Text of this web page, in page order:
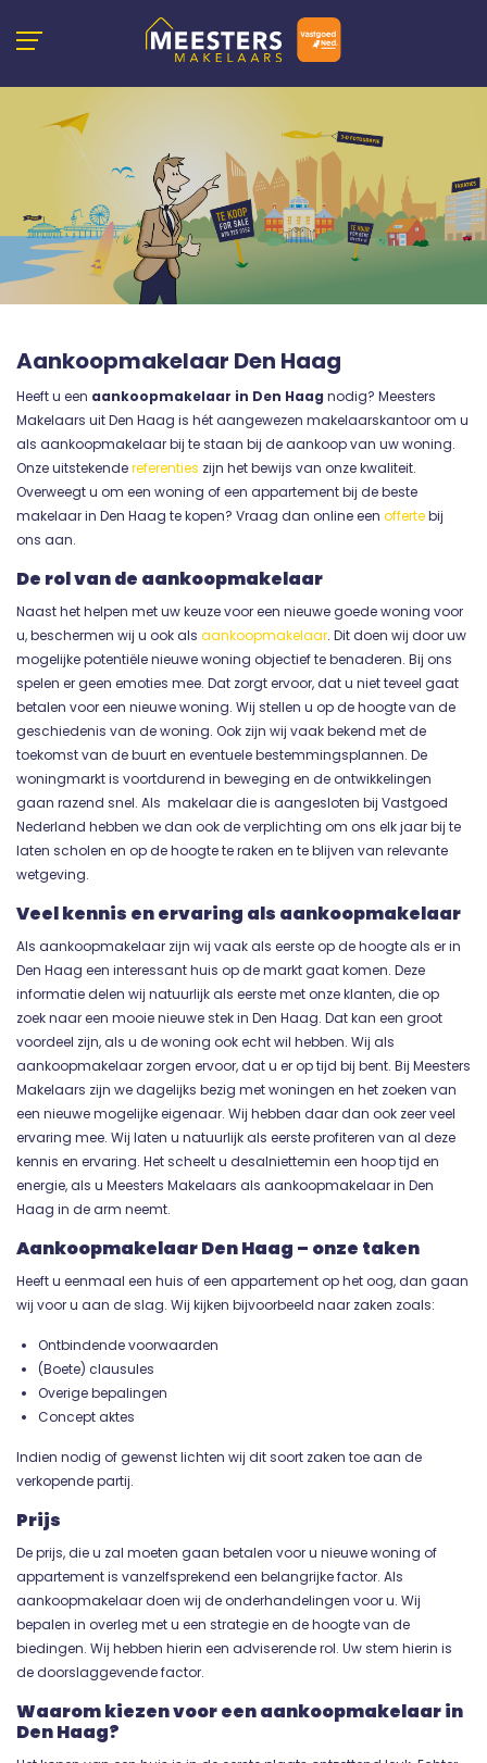
Aankoopmakelaar Den Haag
Heeft u een aankoopmakelaar in Den Haag nodig? Meesters
Makelaars uit Den Haag is hét aangewezen makelaarskantoor om u
als aankoopmakelaar bij te staan bij de aankoop van uw woning.
Onze uitstekendereferenties zijn het bewijs van onze kwaliteit.
Overweegt u om een woning of een appartement bij de beste
makelaar in Den Haag te kopen? Vraag dan online een offertebij
ons aan.
De rol van de aankoopmakelaar
Naast het helpen met uw keuze voor een nieuwe goede woning voor
u, beschermen wij u ook als aankoopmakelaar. Dit doen wij door uw
mogelijke potentiële nieuwe woning objectief te benaderen. Bij ons
spelen er geen emoties mee. Dat zorgt ervoor, dat u niet teveel gaat
betalen voor een nieuwe woning. Wij stellen u op de hoogte van de
geschiedenis van de woning. Ook zijn wij vaak bekend met de
toekomst van de buurt en eventuele bestemmingsplannen. De
woningmarkt is voortdurend in beweging en de ontwikkelingen
gaan razend snel. Als makelaar die is aangesloten bij Vastgoed
Nederland hebben we dan ook de verplichting om ons elk jaar bij te
laten scholen en op de hoogte te raken en te blijven van relevante
wetgeving.
Veel kennis en ervaring als aankoopmakelaar
Als aankoopmakelaar zijn wij vaak als eerste op de hoogte als er in
Den Haag een interessant huis op de markt gaat komen. Deze
informatie delen wij natuurlijk als eerste met onze klanten, die op
zoek naar een mooie nieuwe stek in Den Haag. Dat kan een groot
voordeel zijn, als u de woning ook echt wil hebben. Wij als
aankoopmakelaar zorgen ervoor, dat u er op tijd bij bent. Bij Meesters
Makelaars zijn we dagelijks bezig met woningen en het zoeken van
een nieuwe mogelijke eigenaar. Wij hebben daar dan ook zeer veel
ervaring mee. Wij laten u natuurlijk als eerste profiteren van al deze
kennis en ervaring. Het scheelt u desalniettemin een hoop tijd en
energie, als u Meesters Makelaars als aankoopmakelaar in Den
Haag in de arm neemt.
Aankoopmakelaar Den Haag – onze taken
Heeft u eenmaal een huis of een appartement op het oog, dan gaan
wij voor u aan de slag. Wij kijken bijvoorbeeld naar zaken zoals:
Ontbindende voorwaarden
(Boete) clausules
Overige bepalingen
Concept aktes
Indien nodig of gewenst lichten wij dit soort zaken toe aan de
verkopende partij.
Prijs
De prijs, die u zal moeten gaan betalen voor u nieuwe woning of
appartement is vanzelfsprekend een belangrijke factor. Als
aankoopmakelaar doen wij de onderhandelingen voor u. Wij
bepalen in overleg met u een strategie en de hoogte van de
biedingen. Wij hebben hierin een adviserende rol. Uw stem hierin is
de doorslaggevende factor.
Waarom kiezen voor een aankoopmakelaar in
Den Haag?